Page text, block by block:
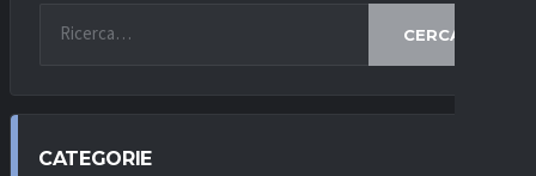
CERCA
CATEGORIE